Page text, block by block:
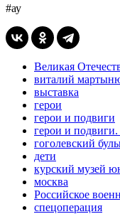
#ау
Великая
виталий
выставка
герои
герои и подвиги
герои и
гоголевский
дети
курский музей
москва
Российское
спецоперация